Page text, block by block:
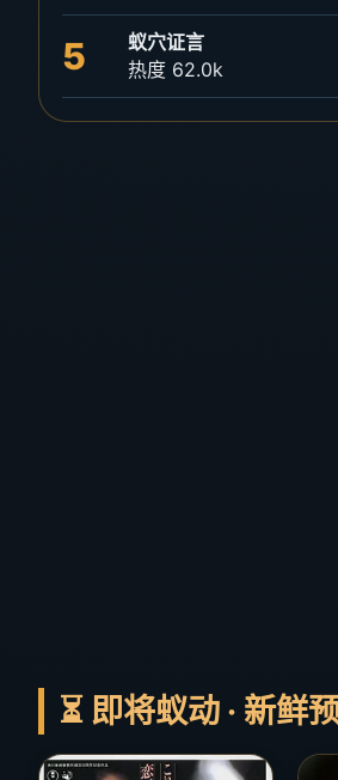
5
蚁穴证言
热度 62.0k
⏳ 即将蚁动 · 新鲜